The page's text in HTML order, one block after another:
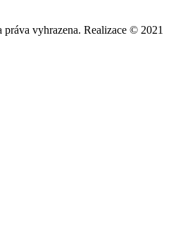
práva vyhrazena. Realizace © 2021